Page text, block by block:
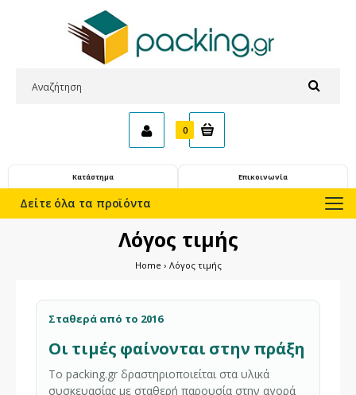
0
Κατάστημα Επικοινωνία
Δείτε όλα τα προϊόντα
Λόγος τιμής
Home Λόγος τιμής
Σταθερά από το 2016
Οι τιμές φαίνονται στην πράξη
Το packing.gr δραστηριοποιείται στα υλικά
συσκευασίας με σταθερή παρουσία στην αγορά